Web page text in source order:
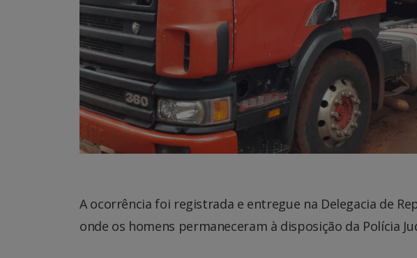
A ocorrência foi registrada e entregue na Delegacia de
onde os homens permaneceram à disposição da Polícia